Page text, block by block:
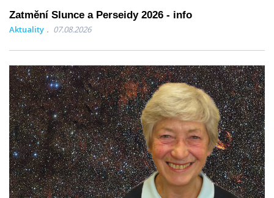
Zatmění Slunce a Perseidy 2026 - info
Aktuality 07.08.2026